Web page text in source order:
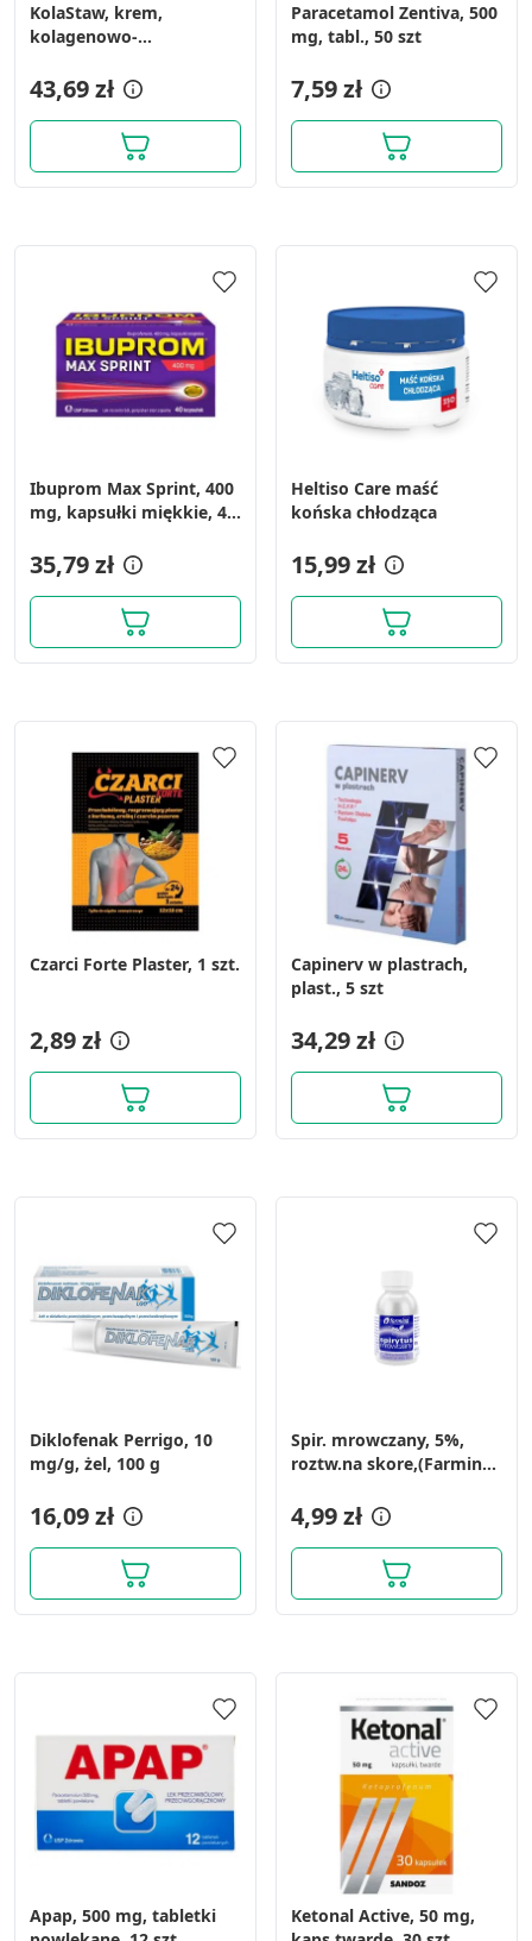
KolaStaw, krem,
kolagenowo-
43,69 zł
Paracetamol Zentiva, 500
mg, tabl., 50 szt
7,59 zł
Ibuprom Max Sprint, 400
mg, kapsułki miękkie, 40
35,79 zł
Heltiso Care maść
końska chłodząca
15,99 zł
Czarci Forte Plaster, 1 szt.
2,89 zł
Capinerv w plastrach,
plast., 5 szt
34,29 zł
Diklofenak Perrigo, 10
mg/g, żel, 100 g
16,09 zł
Spir. mrowczany, 5%,
roztw.na skore,(Farmina),
4,99 zł
Apap, 500 mg, tabletki
Ketonal Active, 50 mg,